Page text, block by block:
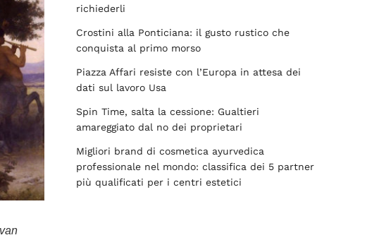
richiederli
Crostini alla Ponticiana: il gusto rustico che
conquista al primo morso
Piazza Affari resiste con l’Europa in attesa dei
dati sul lavoro Usa
Spin Time, salta la cessione: Gualtieri
amareggiato dal no dei proprietari
Migliori brand di cosmetica ayurvedica
professionale nel mondo: classifica dei 5 partner
più qualificati per i centri estetici